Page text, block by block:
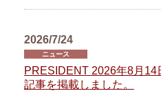
2026/7/24
ニュース
PRESIDENT 2026年8月
記事を掲載しました。